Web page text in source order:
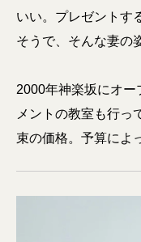
いい。プレゼントす
そうで、そんな妻の
2000年神楽坂にオ
メントの教室も行
束の価格。予算によ